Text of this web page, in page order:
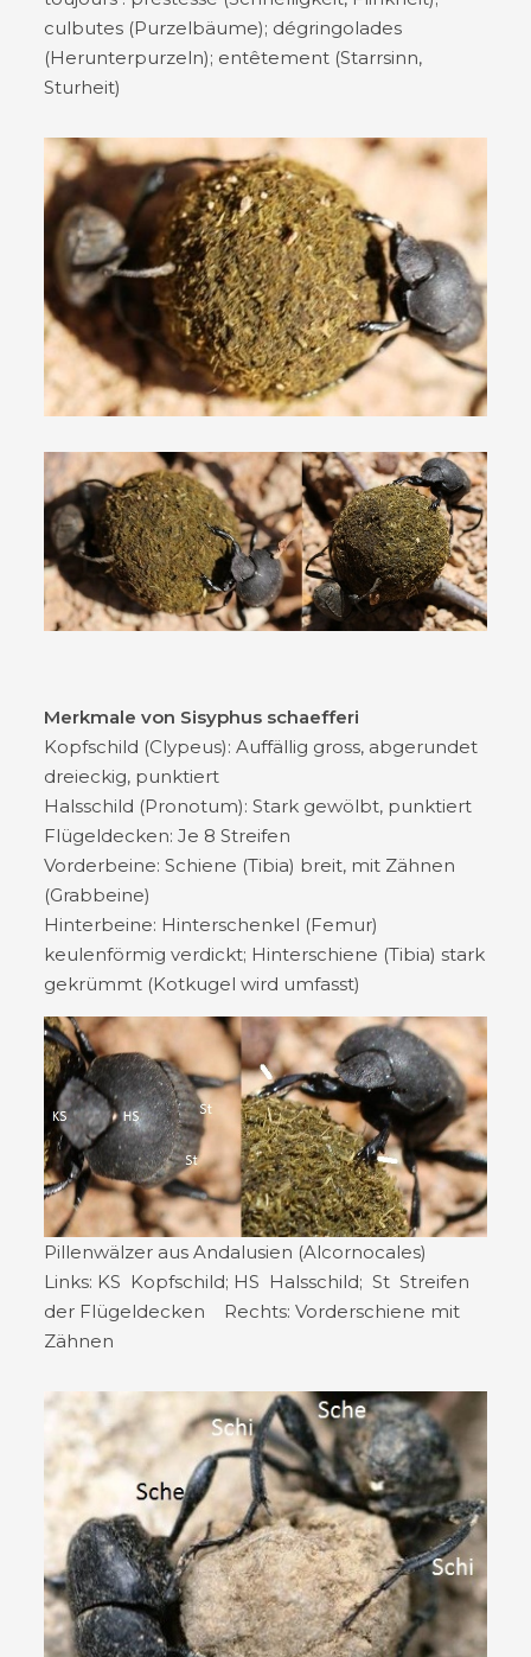
culbutes (Purzelbäume); dégringolades
(Herunterpurzeln); entêtement (Starrsinn,
Sturheit)
Merkmale von Sisyphus schaefferi
Kopfschild (Clypeus): Auffällig gross, abgerundet
dreieckig, punktiert
Halsschild (Pronotum): Stark gewölbt, punktiert
Flügeldecken: Je 8 Streifen
Vorderbeine: Schiene (Tibia) breit, mit Zähnen
(Grabbeine)
Hinterbeine: Hinterschenkel (Femur)
keulenförmig verdickt; Hinterschiene (Tibia) stark
gekrümmt (Kotkugel wird umfasst)
Pillenwälzer aus Andalusien (Alcornocales)
Links: KS Kopfschild; HS Halsschild; St Streifen
der Flügeldecken Rechts: Vorderschiene mit
Zähnen